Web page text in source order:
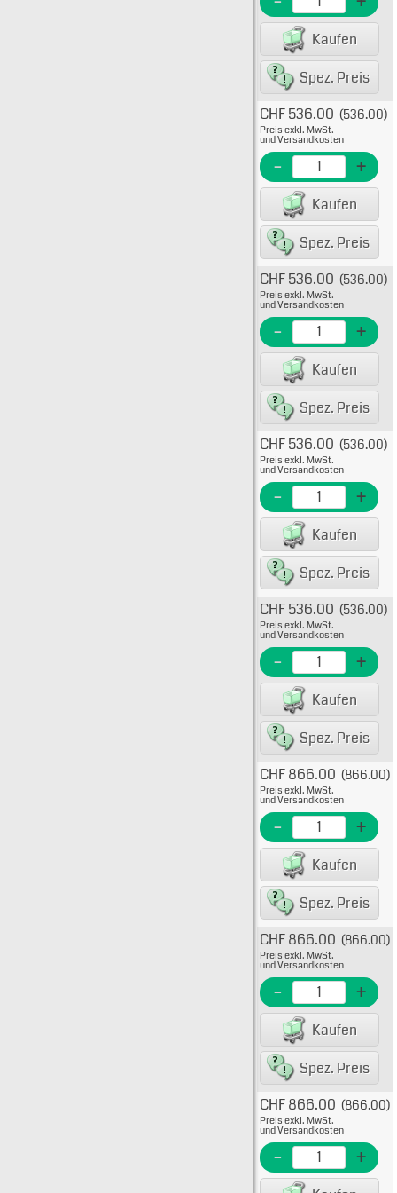
Kaufen
Spez. Preis
Typ:
EME
CHF 536.00 (536.00)
Preis exkl. MwSt.
und Versandkosten
- +
Kaufen
Spez. Preis
Typ:
EME
CHF 536.00 (536.00)
Preis exkl. MwSt.
und Versandkosten
- +
Kaufen
Spez. Preis
Typ:
EME
CHF 536.00 (536.00)
Preis exkl. MwSt.
und Versandkosten
- +
Kaufen
Spez. Preis
Typ:
EME
CHF 536.00 (536.00)
Preis exkl. MwSt.
und Versandkosten
- +
Kaufen
Spez. Preis
Typ:
EME
CHF 866.00 (866.00)
Preis exkl. MwSt.
und Versandkosten
- +
Kaufen
Spez. Preis
Typ:
EME
CHF 866.00 (866.00)
Preis exkl. MwSt.
und Versandkosten
- +
Kaufen
Spez. Preis
Typ:
EME
CHF 866.00 (866.00)
Preis exkl. MwSt.
und Versandkosten
- +